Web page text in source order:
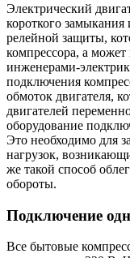
Электрический
короткого замыкания
релейной защиты,
компрессора, а может
инженерами-
подключения
обмоток двигателя,
двигателей
оборудование
Это необходимо для
нагрузок,
же такой способ
обороты.
Подключение
Все бытовые